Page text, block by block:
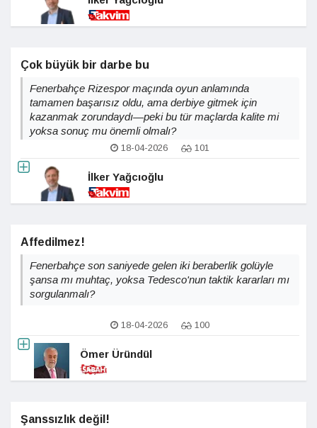
Çok büyük bir darbe bu
Fenerbahçe Rizespor maçında oyun anlamında
tamamen başarısız oldu, ama derbiye gitmek için
kazanmak zorundaydı—peki bu tür maçlarda kalite mi
yoksa sonuç mu önemli olmalı?
18-04-2026 101
İlker Yağcıoğlu
Affedilmez!
Fenerbahçe son saniyede gelen iki beraberlik golüyle
şansa mı muhtaç, yoksa Tedesco'nun taktik kararları mı
sorgulanmalı?
18-04-2026 100
Ömer Üründül
Şanssızlık değil!